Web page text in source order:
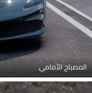
المصباح الأمامي